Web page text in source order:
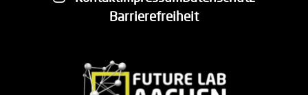
Barrierefreiheit